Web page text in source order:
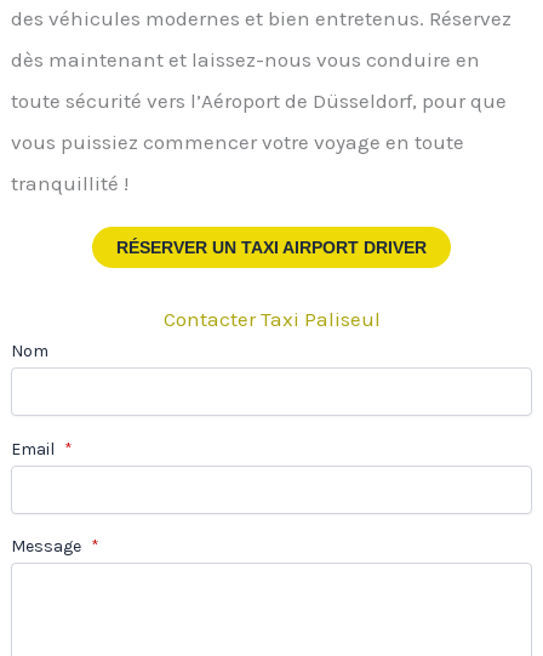
des véhicules modernes et bien entretenus. Réservez
dès maintenant et laissez-nous vous conduire en
toute sécurité vers l’Aéroport de Düsseldorf, pour que
vous puissiez commencer votre voyage en toute
tranquillité !
RÉSERVER UN TAXI AIRPORT DRIVER
Contacter Taxi Paliseul
Nom
Email *
Message *